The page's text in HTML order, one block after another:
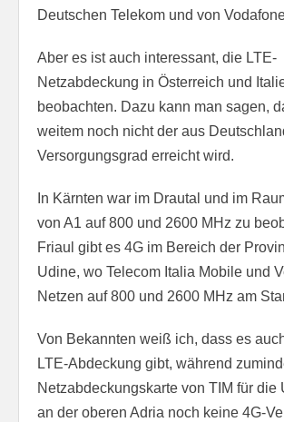
Deutschen Telekom und von
Aber es ist auch interessant, die LTE-
Netzabdeckung in Österreich und
beobachten. Dazu kann man sagen,
weitem noch nicht der aus
Versorgungsgrad erreicht wird.
In Kärnten war im Drautal und im
von A1 auf 800 und 2600 MHz zu
Friaul gibt es 4G im Bereich der
Udine, wo Telecom Italia Mobile und
Netzen auf 800 und 2600 MHz am
Von Bekannten weiß ich, dass es
LTE-Abdeckung gibt, während
Netzabdeckungskarte von TIM für die
an der oberen Adria noch keine 4G-